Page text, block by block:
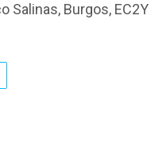
Salinas, Burgos,